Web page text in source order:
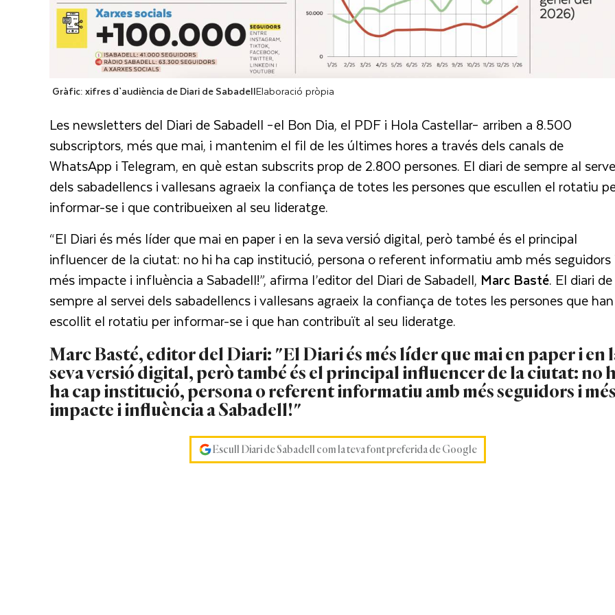
Gràfic: xifres d`audiència de Diari de SabadellElaboració pròpia
Les newsletters del Diari de Sabadell –el Bon Dia, el PDF i Hola Castellar– arriben a 8.500
subscriptors, més que mai, i mantenim el fil de les últimes hores a través dels canals de
WhatsApp i Telegram, en què estan subscrits prop de 2.800 persones. El diari de sempre al
dels sabadellencs i vallesans agraeix la confiança de totes les persones que escullen el rotatiu
informar-se i que contribueixen al seu lideratge.
“El Diari és més líder que mai en paper i en la seva versió digital, però també és el principal
influencer de la ciutat: no hi ha cap institució, persona o referent informatiu amb més seguidors
més impacte i influència a Sabadell!”, afirma l’editor del Diari de Sabadell, Marc Basté. El diari de
sempre al servei dels sabadellencs i vallesans agraeix la confiança de totes les persones que han
escollit el rotatiu per informar-se i que han contribuït al seu lideratge.
Marc Basté, editor del Diari: "El Diari és més líder que mai en paper i en
seva versió digital, però també és el principal influencer de la ciutat: no
ha cap institució, persona o referent informatiu amb més seguidors i més
impacte i influència a Sabadell!"
Escull Diari de Sabadell com la teva font preferida de Google